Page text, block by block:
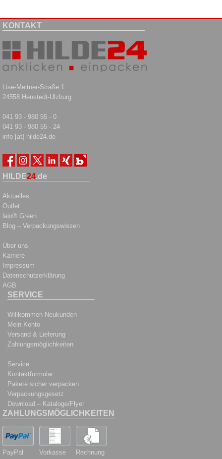
KONTAKT
Lise-Meitner-Straße 1
24558 Henstedt-Ulzburg
041 93 - 980 55 - 0
041 93 - 980 55 - 24
info [at] hilde24.de
HILDE24.de
Aktuelles
Outlet
laio® Green
Blog – Verpackungswissen
Über uns
Karriere
Impressum
Datenschutzerklärung
AGB
SERVICE
Willkommen Neukunden
Mein Konto
Versand & Lieferung
Zahlungsmöglichkeiten
Service
Kontaktformular
Pakete sicher verpacken
Verpackungsgesetz
Download – Kataloge/Flyer
ZAHLUNGSMÖGLICHKEITEN
PayPal Vorkasse Rechnung